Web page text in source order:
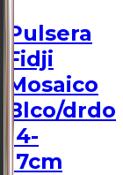
Pulsera
Fidji
Mosaico
Blco/drdo
14-
17cm